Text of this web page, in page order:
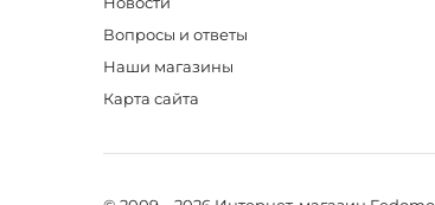
Вопросы и ответы
Наши магазины
Карта сайта